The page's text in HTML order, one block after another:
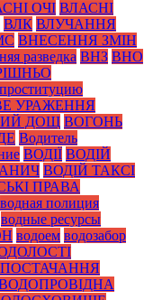
ОЧІ ВЛАСНІ
ВЛК ВЛУЧАННЯ
ВНЕСЕННЯ ЗМІН
разведка ВНЗ ВНО
УРАЖЕННЯ
ДОЩ ВОГОНЬ
Водитель
ВОДІЇ ВОДІЙ
ВОДІЙ ТАКСІ
ПРАВА
водная полиция
водные ресурсы
водоем водозабор